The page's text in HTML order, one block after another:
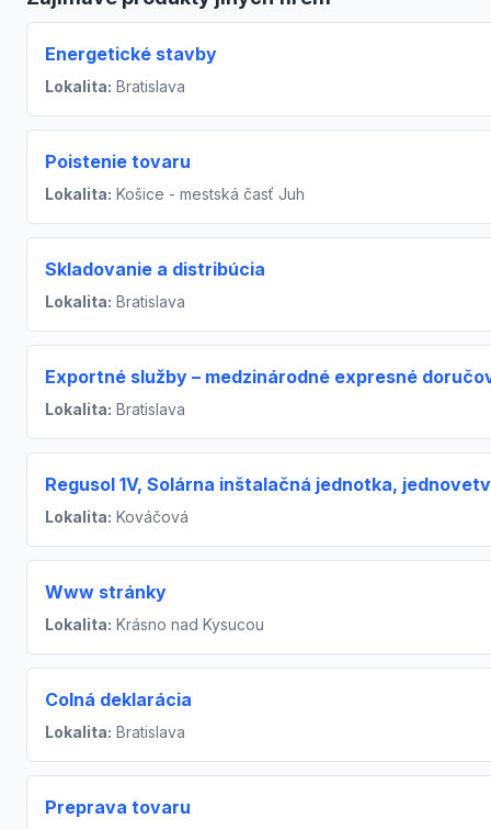
Energetické stavby
Lokalita: Bratislava
Poistenie tovaru
Lokalita: Košice - mestská časť Juh
Skladovanie a distribúcia
Lokalita: Bratislava
Exportné služby – medzinárodné expresné
Lokalita: Bratislava
Regusol 1V, Solárna inštalačná jednotka,
Lokalita: Kováčová
Www stránky
Lokalita: Krásno nad Kysucou
Colná deklarácia
Lokalita: Bratislava
Preprava tovaru